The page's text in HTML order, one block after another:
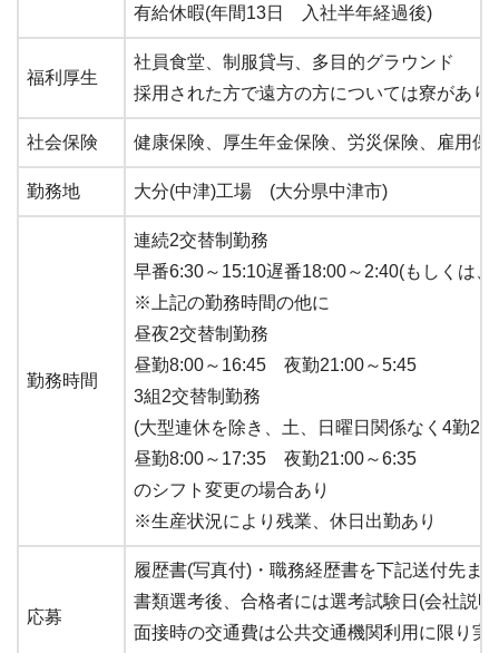
有給休暇(年間13日 入社半年経過後)
福利厚生
社員食堂、制服貸与、多目的グラウンド
採用された方で遠方の方については寮があ
社会保険 健康保険、厚生年金保険、労災保険、雇用保
勤務地 大分(中津)工場 (大分県中津市)
勤務時間
連続2交替制勤務
早番6:30～15:10遅番18:00～2:40(もしくは、
※上記の勤務時間の他に
昼夜2交替制勤務
昼勤8:00～16:45 夜勤21:00～5:45
3組2交替制勤務
(大型連休を除き、土、日曜日関係なく4勤2
昼勤8:00～17:35 夜勤21:00～6:35
のシフト変更の場合あり
※生産状況により残業、休日出勤あり
応募
履歴書(写真付)・職務経歴書を下記送付先ま
書類選考後、合格者には選考試験日(会社説
面接時の交通費は公共交通機関利用に限り実